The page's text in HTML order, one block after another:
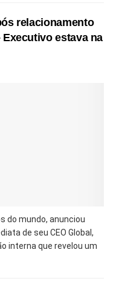
relacionamento
estava na
do mundo, anunciou
de seu CEO Global,
interna que revelou um